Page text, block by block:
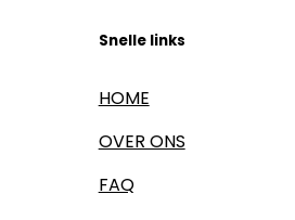
Snelle links
HOME
OVER ONS
FAQ